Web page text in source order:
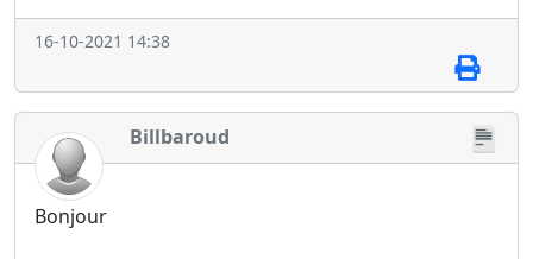
16-10-2021 14:38
Billbaroud
Bonjour